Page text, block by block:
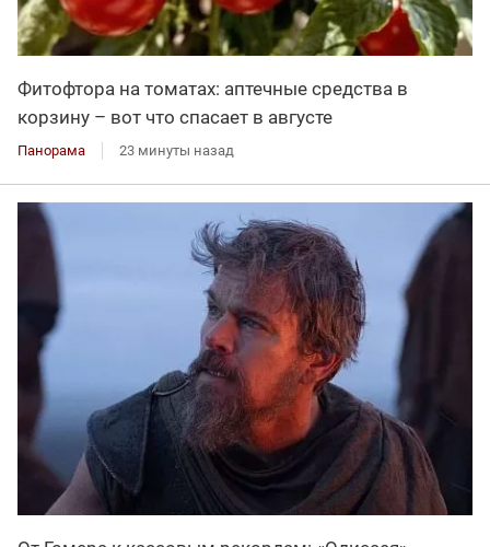
Фитофтора на томатах: аптечные средства в
корзину – вот что спасает в августе
Панорама 23 минуты назад